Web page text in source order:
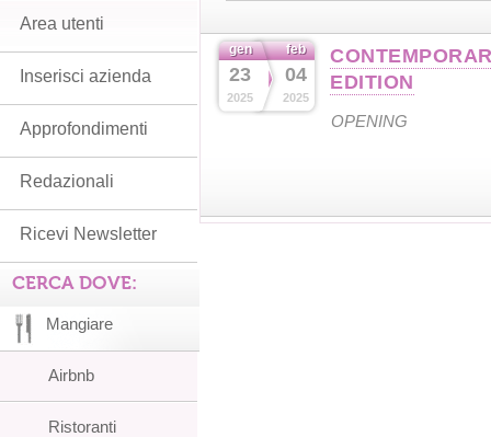
gen
23
2025
feb
04
2025
EDITION
OPENING
Area utenti
Inserisci azienda
Approfondimenti
Redazionali
Ricevi Newsletter
CERCA DOVE:
Mangiare
Airbnb
Ristoranti